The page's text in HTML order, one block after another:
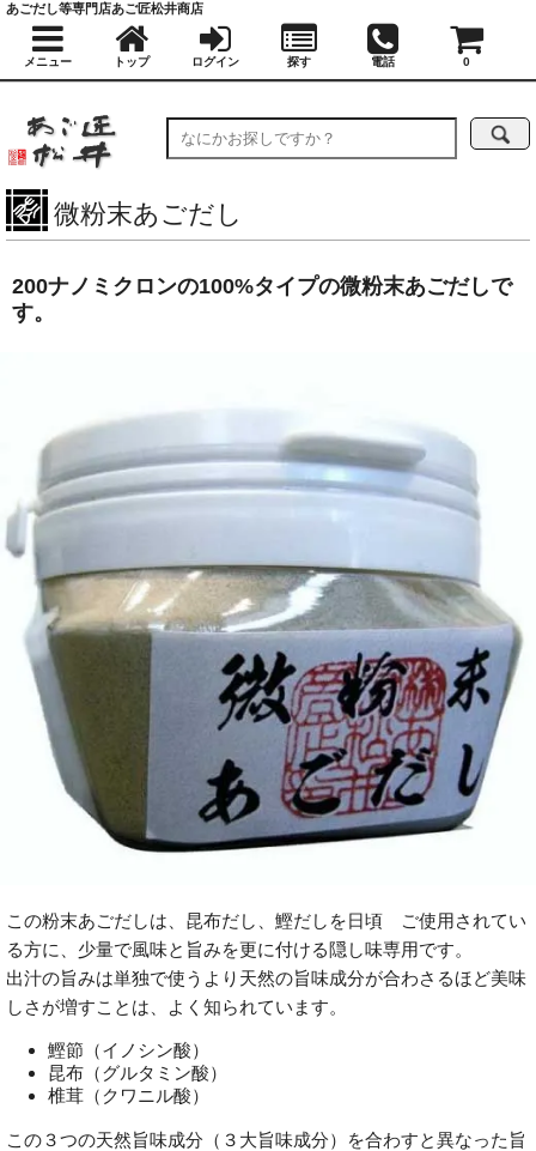
微粉末あごだし
200ナノミクロンの100%タイプの微粉末あごだしで
す。
この粉末あごだしは、昆布だし、鰹だしを日頃 ご使用されてい
る方に、少量で風味と旨みを更に付ける隠し味専用です。
出汁の旨みは単独で使うより天然の旨味成分が合わさるほど美味
しさが増すことは、よく知られています。
鰹節（イノシン酸）
昆布（グルタミン酸）
椎茸（クワニル酸）
この３つの天然旨味成分（３大旨味成分）を合わすと異なった旨
あごだし等専門店あご匠松井商店
メニュー トップ ログイン 探す 電話 0